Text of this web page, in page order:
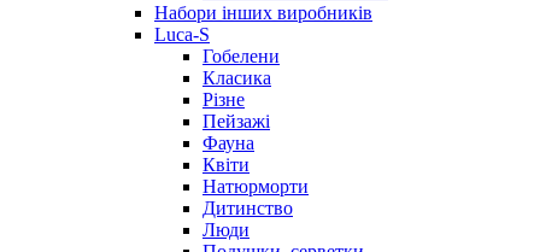
Набори інших виробників
Luca-S
Гобелени
Класика
Різне
Пейзажі
Фауна
Квіти
Натюрморти
Дитинство
Люди